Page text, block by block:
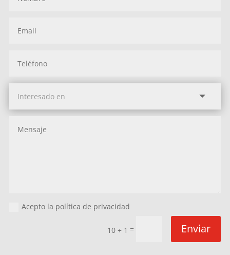
Acepto la política de privacidad
10 + 1 = Enviar